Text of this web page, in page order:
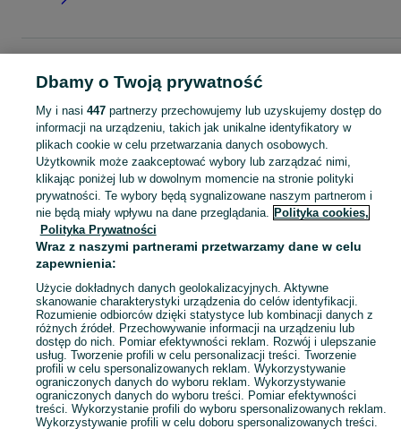
podkłady - Podlaskie
Bazy i podkłady - Białystok
KATEGORIA
Zobacz
Mapa kategorii
Mapa miejscowości
Mapa ministron
Popularne wyszukiwania
Dbamy o Twoją prywatność
My i nasi 447partnerzy przechowujemy lub uzyskujemy dostęp do
informacji na urządzeniu, takich jak unikalne identyfikatory w
plikach cookie w celu przetwarzania danych osobowych.
Użytkownik może zaakceptować wybory lub zarządzać nimi,
klikając poniżej lub w dowolnym momencie na stronie polityki
prywatności. Te wybory będą sygnalizowane naszym partnerom i
nie będą miały wpływu na dane przeglądania. Polityka cookies,
Polityka Prywatności
Wraz z naszymi partnerami przetwarzamy dane w celu
zapewnienia:
Użycie dokładnych danych geolokalizacyjnych. Aktywne
skanowanie charakterystyki urządzenia do celów identyfikacji.
Rozumienie odbiorców dzięki statystyce lub kombinacji danych z
różnych źródeł. Przechowywanie informacji na urządzeniu lub
dostęp do nich. Pomiar efektywności reklam. Rozwój i ulepszanie
usług. Tworzenie profili w celu personalizacji treści. Tworzenie
profili w celu spersonalizowanych reklam. Wykorzystywanie
ograniczonych danych do wyboru reklam. Wykorzystywanie
ograniczonych danych do wyboru treści. Pomiar efektywności
treści. Wykorzystanie profili do wyboru spersonalizowanych reklam.
Wykorzystywanie profili w celu doboru spersonalizowanych treści.